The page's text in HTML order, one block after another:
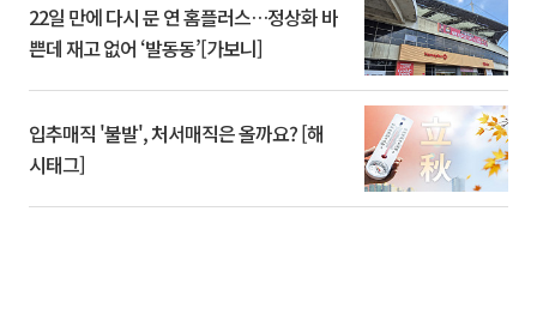
22일 만에 다시 문 연 홈플러스…정상화 바
쁜데 재고 없어 ‘발동동’[가보니]
입추매직 '불발', 처서매직은 올까요? [해
시태그]